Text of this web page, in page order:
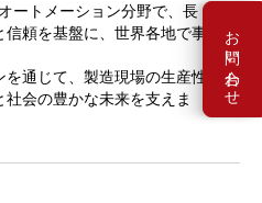
お問い合わせ
ートメーション分野で、長
頼を基盤に、世界各地で事
通じて、製造現場の生産性
会の豊かな未来を支えま